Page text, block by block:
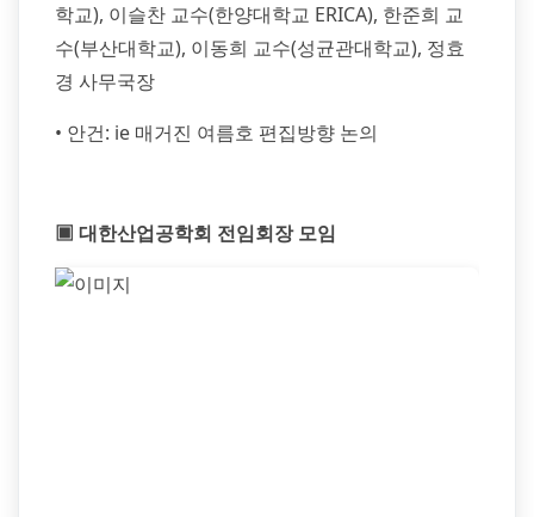
학교), 이슬찬 교수(한양대학교 ERICA), 한준희 교
수(부산대학교), 이동희 교수(성균관대학교), 정효
경 사무국장
• 안건: ie 매거진 여름호 편집방향 논의
▣ 대한산업공학회 전임회장 모임